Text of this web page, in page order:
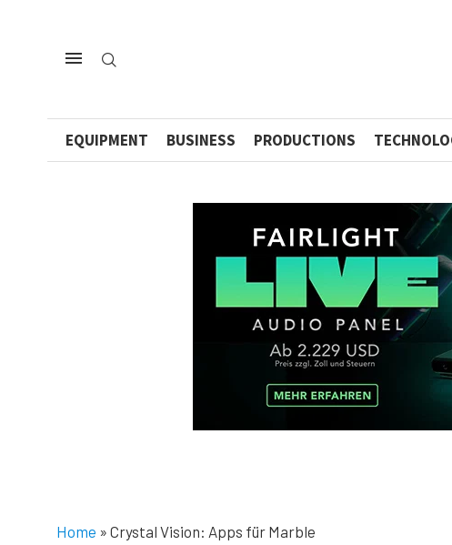
EQUIPMENT BUSINESS PRODUCTIONS
Home » Crystal Vision: Apps für Marble